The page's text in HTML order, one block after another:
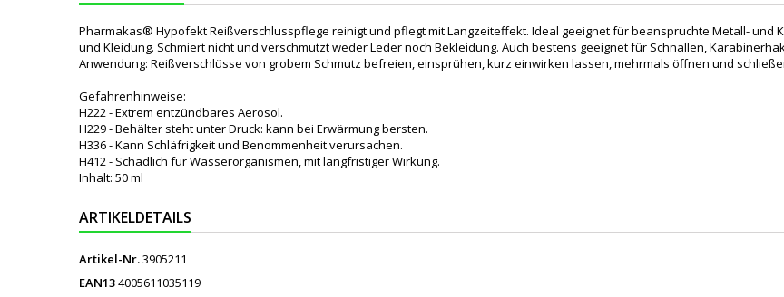
Pharmakas® Hypofekt Reißverschlusspflege reinigt und pflegt mit Langzeiteffekt. Ideal geeignet für beanspruchte Metall- und
und Kleidung. Schmiert nicht und verschmutzt weder Leder noch Bekleidung. Auch bestens geeignet für Schnallen,
Anwendung: Reißverschlüsse von grobem Schmutz befreien, einsprühen, kurz einwirken lassen, mehrmals öffnen und
Gefahrenhinweise:
H222 - Extrem entzündbares Aerosol.
H229 - Behälter steht unter Druck: kann bei Erwärmung bersten.
H336 - Kann Schläfrigkeit und Benommenheit verursachen.
H412 - Schädlich für Wasserorganismen, mit langfristiger Wirkung.
Inhalt: 50 ml
ARTIKELDETAILS
Artikel-Nr.3905211
EAN134005611035119